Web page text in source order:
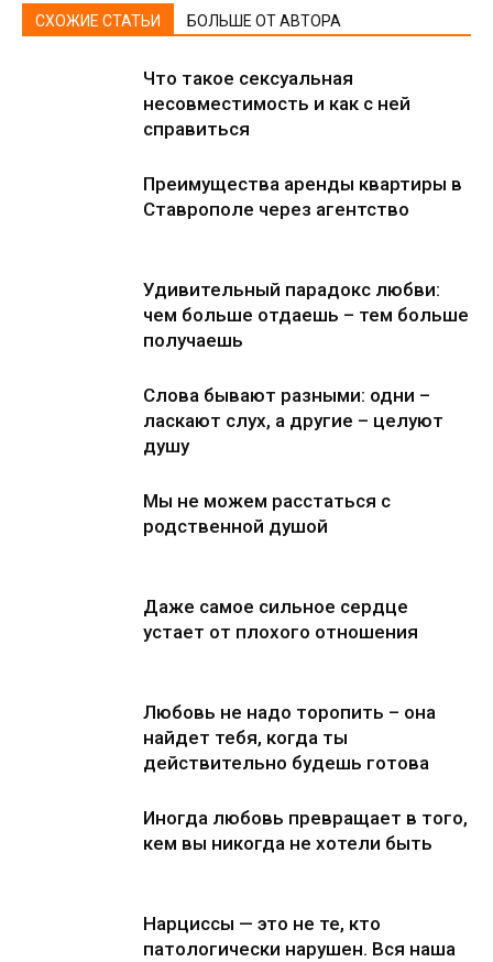
СХОЖИЕ СТАТЬИ БОЛЬШЕ ОТ АВТОРА
Что такое сексуальная
несовместимость и как с ней
справиться
Преимущества аренды квартиры в
Ставрополе через агентство
Удивительный парадокс любви:
чем больше отдаешь – тем больше
получаешь
Слова бывают разными: одни –
ласкают слух, а другие – целуют
душу
Мы не можем расстаться с
родственной душой
Даже самое сильное сердце
устает от плохого отношения
Любовь не надо торопить – она
найдет тебя, когда ты
действительно будешь готова
Иногда любовь превращает в того,
кем вы никогда не хотели быть
Нарциссы — это не те, кто
патологически нарушен. Вся наша